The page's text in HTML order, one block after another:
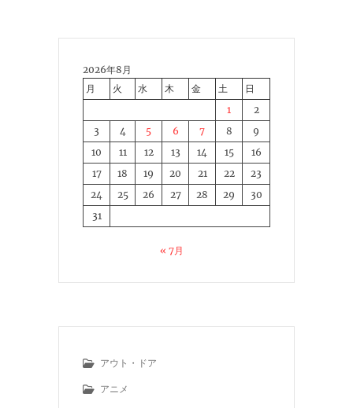
2026年8月
月
火 水 木 金 土
日
1
2
3
4 5 6 7 8
9
10
11 12 13 14 15
16
17
18 19 20 21 22
23
24
25 26 27 28 29
30
31
« 7月
アウト・ドア
アニメ